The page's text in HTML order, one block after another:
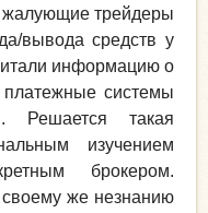
жалующие трейдеры
вывода средств у
информацию о
системы
Решается такая
изучением
брокером.
своему же незнанию